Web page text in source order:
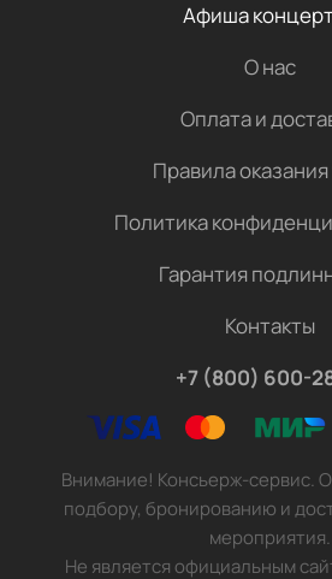
Афиша
О нас
Оплата и
Правила оказания
Политика
Гарантия
Контакты
+7 (800) 600-
Внимание! Консьерж-сервис.
подбору, бронированию и
мероприятия.
Не является официальным